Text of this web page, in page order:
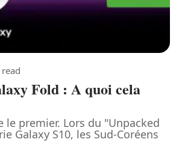
Fold : A quoi cela
le premier. Lors du "Unpacked
Galaxy S10, les Sud-Coréens